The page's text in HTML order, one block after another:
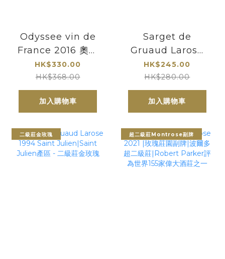
Odyssee vin de
France 2016 奧德
賽
HK$330.00
HK$368.00
加入購物車
Sarget de
Gruaud Larose
2021 Saint Julien
｜2級酒莊-副牌
HK$245.00
HK$280.00
加入購物車
二級莊金玫瑰 超二級莊Montrose副牌